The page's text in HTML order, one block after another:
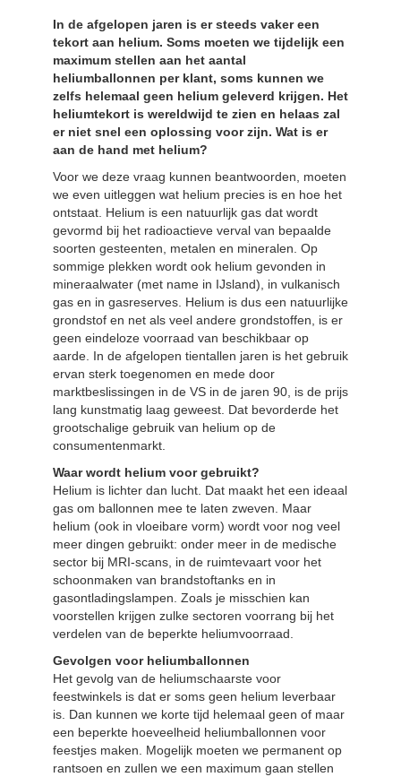
In de afgelopen jaren is er steeds vaker een
tekort aan helium. Soms moeten we tijdelijk een
maximum stellen aan het aantal
heliumballonnen per klant, soms kunnen we
zelfs helemaal geen helium geleverd krijgen. Het
heliumtekort is wereldwijd te zien en helaas zal
er niet snel een oplossing voor zijn. Wat is er
aan de hand met helium?
Voor we deze vraag kunnen beantwoorden, moeten
we even uitleggen wat helium precies is en hoe het
ontstaat. Helium is een natuurlijk gas dat wordt
gevormd bij het radioactieve verval van bepaalde
soorten gesteenten, metalen en mineralen. Op
sommige plekken wordt ook helium gevonden in
mineraalwater (met name in IJsland), in vulkanisch
gas en in gasreserves. Helium is dus een natuurlijke
grondstof en net als veel andere grondstoffen, is er
geen eindeloze voorraad van beschikbaar op
aarde. In de afgelopen tientallen jaren is het gebruik
ervan sterk toegenomen en mede door
marktbeslissingen in de VS in de jaren 90, is de prijs
lang kunstmatig laag geweest. Dat bevorderde het
grootschalige gebruik van helium op de
consumentenmarkt.
Waar wordt helium voor gebruikt?
Helium is lichter dan lucht. Dat maakt het een ideaal
gas om ballonnen mee te laten zweven. Maar
helium (ook in vloeibare vorm) wordt voor nog veel
meer dingen gebruikt: onder meer in de medische
sector bij MRI-scans, in de ruimtevaart voor het
schoonmaken van brandstoftanks en in
gasontladingslampen. Zoals je misschien kan
voorstellen krijgen zulke sectoren voorrang bij het
verdelen van de beperkte heliumvoorraad.
Gevolgen voor heliumballonnen
Het gevolg van de heliumschaarste voor
feestwinkels is dat er soms geen helium leverbaar
is. Dan kunnen we korte tijd helemaal geen of maar
een beperkte hoeveelheid heliumballonnen voor
feestjes maken. Mogelijk moeten we permanent op
rantsoen en zullen we een maximum gaan stellen